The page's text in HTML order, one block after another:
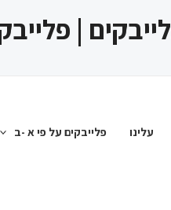
|
עלינו פלייבקים על פי א -ב